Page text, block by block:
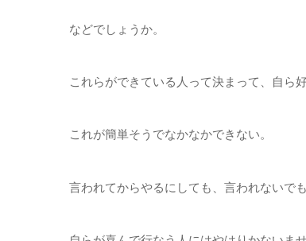
などでしょうか。
これらができている人って決まって、自ら
これが簡単そうでなかなかできない。
言われてからやるにしても、言われないで